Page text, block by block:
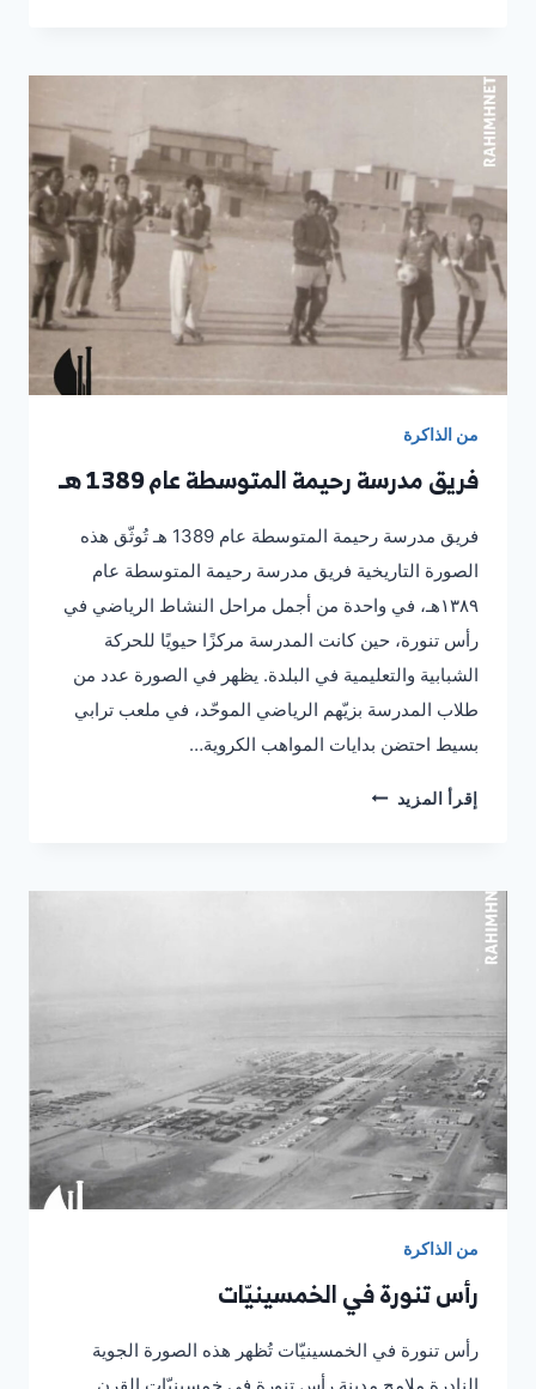
من الذاكرة
فريق مدرسة رحيمة المتوسطة عام 1389 هـ
فريق مدرسة رحيمة المتوسطة عام 1389 هـ تُوثّق هذه
الصورة التاريخية فريق مدرسة رحيمة المتوسطة عام
١٣٨٩هـ، في واحدة من أجمل مراحل النشاط الرياضي في
رأس تنورة، حين كانت المدرسة مركزًا حيويًا للحركة
الشبابية والتعليمية في البلدة. يظهر في الصورة عدد من
طلاب المدرسة بزيّهم الرياضي الموحّد، في ملعب ترابي
بسيط احتضن بدايات المواهب الكروية…
إقرأ المزيد فريق
عام
من الذاكرة
رأس تنورة في الخمسينيّات
رأس تنورة في الخمسينيّات تُظهر هذه الصورة الجوية
النادرة ملامح مدينة رأس تنورة في خمسينيّات القرن